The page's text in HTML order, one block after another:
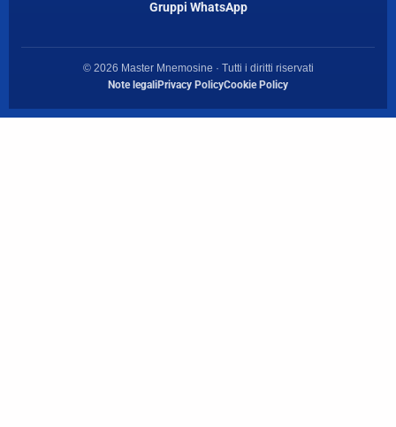
Gruppi WhatsApp
© 2026 Master Mnemosine · Tutti i diritti riservati
Note legaliPrivacy PolicyCookie Policy